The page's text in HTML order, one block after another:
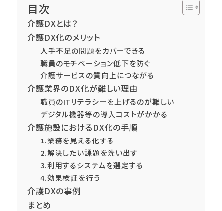
目次
介護DXとは？
介護DX化のメリット
人手不足の問題をカバーできる
職員のモチベーション低下を防ぐ
介護サービスの質向上につながる
介護業界のDX化が難しい理由
職員のITリテラシーを上げるのが難しい
デジタル機器等の導入コストがかかる
介護施設におけるDX化の手順
1.業務を見える化する
2.解決したい課題を洗い出す
3.利用するシステムを選定する
4.効果検証を行う
介護DXの事例
まとめ